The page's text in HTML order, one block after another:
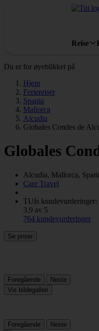
Reise
Du er for øyeblikket på
Hjem
Feriereiser
Spania
Mallorca
Alcudia
Globales Condes de
Globales
Alcudia, Mallorca,
Care Travel
TUIs kundevurderinger:
3.9 av 5
764 kundevurderinger
Se priser
Foregående
Neste
Vis bildegalleri
Foregående Neste